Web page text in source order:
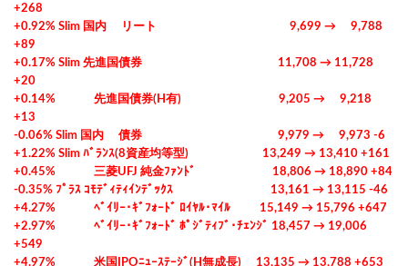
+268
+0.92% Slim 国内 リート 9,699 → 9,788
+89
+0.17% Slim 先進国債券 11,708 → 11,728
+20
+0.14% 先進国債券(H有) 9,205 → 9,218
+13
-0.06% Slim 国内 債券 9,979 → 9,973 -6
+1.22% Slim ﾊﾞﾗﾝｽ(8資産均等型) 13,249 → 13,410 +161
+0.45% 三菱UFJ 純金ﾌｧﾝﾄﾞ 18,806 → 18,890 +84
-0.35% ﾌﾟﾗｽ ｺﾓﾃﾞｨﾃｨｲﾝﾃﾞｯｸｽ 13,161 → 13,115 -46
+4.27% ﾍﾞｲﾘｰ･ｷﾞﾌｫｰﾄﾞ ﾛｲﾔﾙ･ﾏｲﾙ 15,149 → 15,796 +647
+2.97% ﾍﾞｲﾘｰ･ｷﾞﾌｫｰﾄﾞ ﾎﾟｼﾞﾃｨﾌﾞ･ﾁｪﾝｼﾞ 18,457 → 19,006
+549
+4.97% 米国IPOﾆｭｰｽﾃｰｼﾞ(H無成長) 13,135 → 13,788 +653